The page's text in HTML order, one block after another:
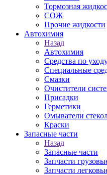
Тормозная
СОЖ
Прочие жидкости
Автохимия
Назад
Автохимия
Средства по
Специальные
Смазки
Очистители
Присадки
Герметики
Омыватели
Краски
Запасные части
Назад
Запасные части
Запчасти
Запчасти